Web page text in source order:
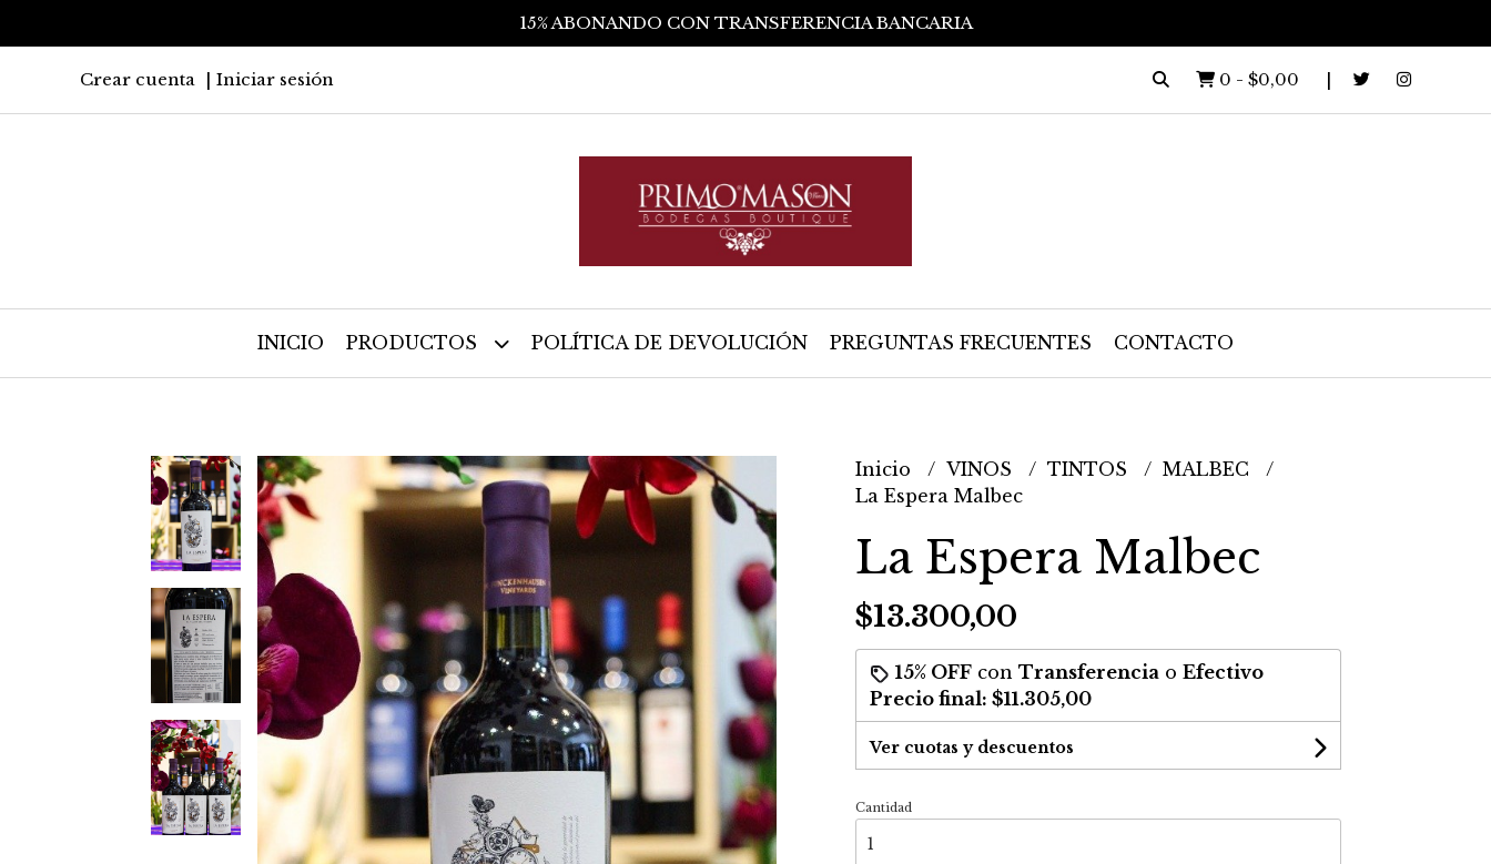
15% ABONANDO CON TRANSFERENCIA BANCARIA
Crear cuenta Iniciar sesión 0 - $0,00
INICIO PRODUCTOS POLÍTICA DE DEVOLUCIÓN PREGUNTAS FRECUENTES CONTACTO
Inicio VINOS TINTOS
MALBEC
La Espera Malbec
La Espera Malbec
$13.300,00
15% OFFcon Transferenciao Efectivo
Precio final: $11.305,00
Ver cuotas y descuentos
Cantidad